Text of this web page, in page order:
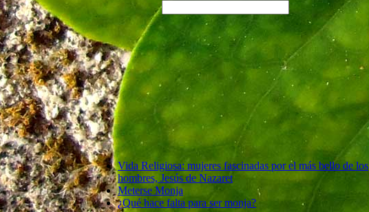
Vida Religiosa: mujeres fascinadas por el más bello de los
hombres, Jesús de Nazaret
Meterse Monja
¿Qué hace falta para ser monja?